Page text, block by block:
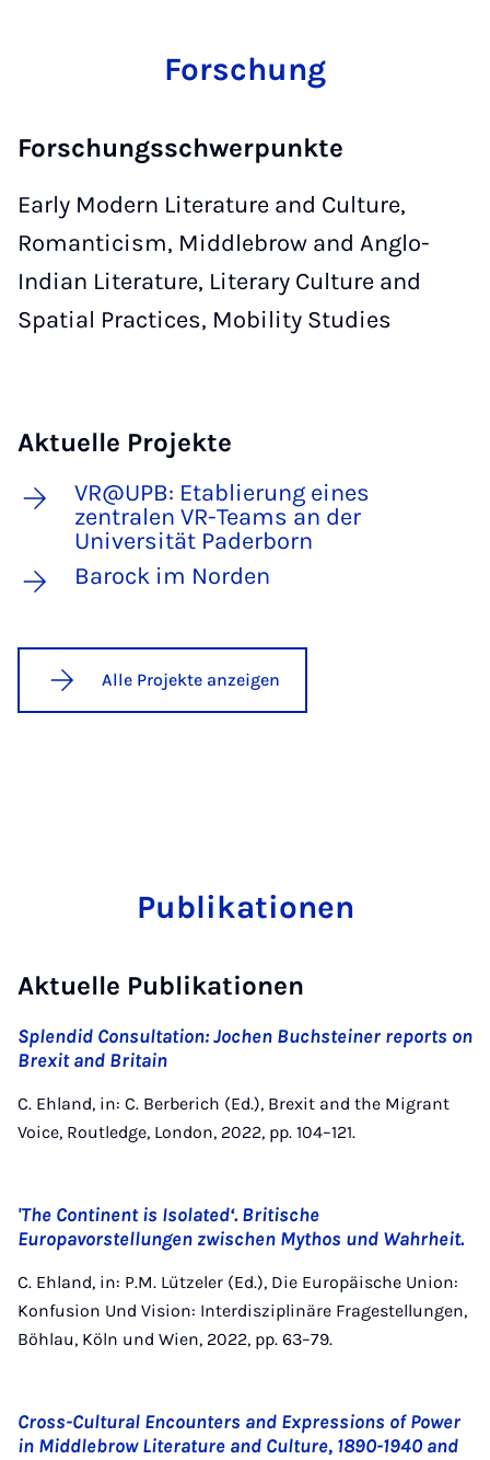
Forschung
Forschungsschwerpunkte
Early Modern Literature and Culture,
Romanticism, Middlebrow and Anglo-
Indian Literature, Literary Culture and
Spatial Practices, Mobility Studies
Aktuelle Projekte
VR@UPB: Etablierung eines
zentralen VR-Teams an der
Universität Paderborn
Barock im Norden
Alle Projekte anzeigen
Publikationen
Aktuelle Publikationen
Splendid Consultation: Jochen Buchsteiner reports on
Brexit and Britain
C. Ehland, in: C. Berberich (Ed.), Brexit and the Migrant
Voice, Routledge, London, 2022, pp. 104–121.
'The Continent is Isolated‘. Britische
Europavorstellungen zwischen Mythos und Wahrheit.
C. Ehland, in: P.M. Lützeler (Ed.), Die Europäische Union:
Konfusion Und Vision: Interdisziplinäre Fragestellungen,
Böhlau, Köln und Wien, 2022, pp. 63–79.
Cross-Cultural Encounters and Expressions of Power
in Middlebrow Literature and Culture, 1890-1940 and